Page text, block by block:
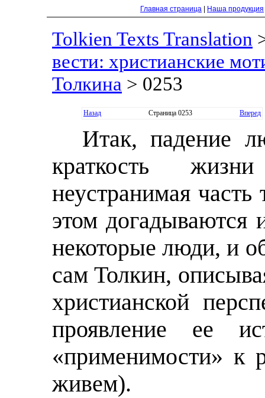
Главная страница Наша продукция
Tolkien Texts Translation
вести: христианские
Толкина > 0253
Назад Страница 0253 Вперед
Итак, падение
краткость
неустранимая
этом догадываются
некоторые люди, и
сам Толкин,
христианской
проявление ее
«применимости» к
живем).